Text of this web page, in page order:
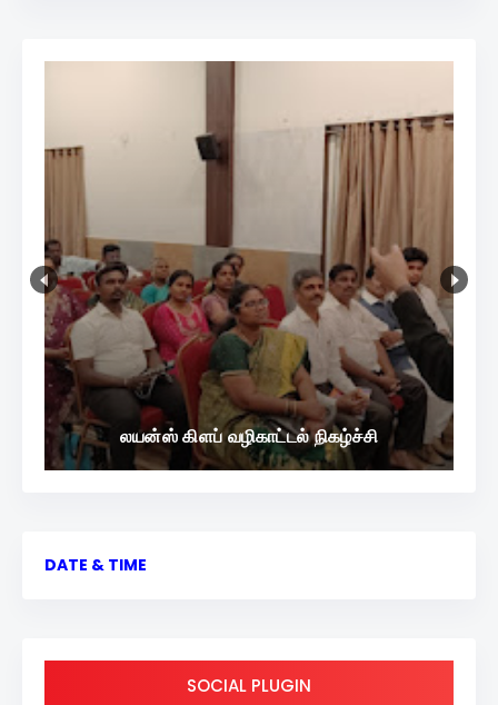
லயன்ஸ் கிளப் வழிகாட்டல் நிகழ்ச்சி
DATE & TIME
SOCIAL PLUGIN